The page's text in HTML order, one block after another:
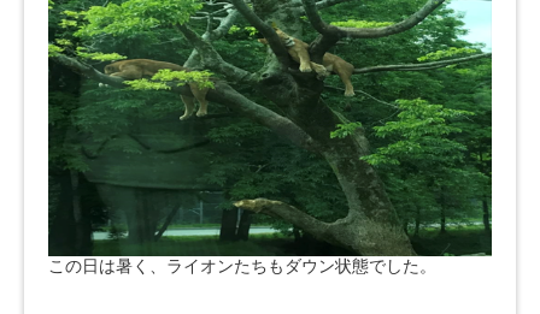
この日は暑く、ライオンたちもダウン状態でした。